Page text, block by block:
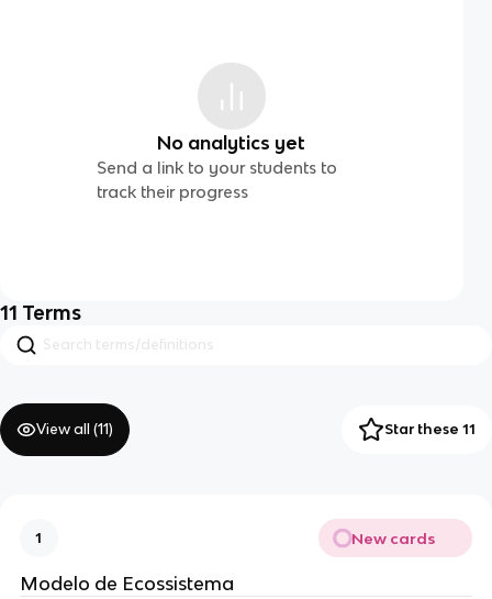
No analytics yet
Send a link to your students to
track their progress
11 Terms
View all (11) Star these 11
1 New cards
Modelo de Ecossistema